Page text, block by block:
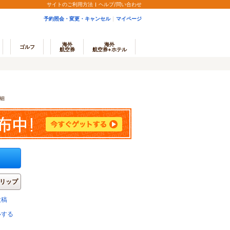
サイトのご利用方法 ヘルプ/問い合わせ
予約照会・変更・キャンセル マイページ
ゴルフ
海外
航空券
海外
航空券+ホテル
ップ
る